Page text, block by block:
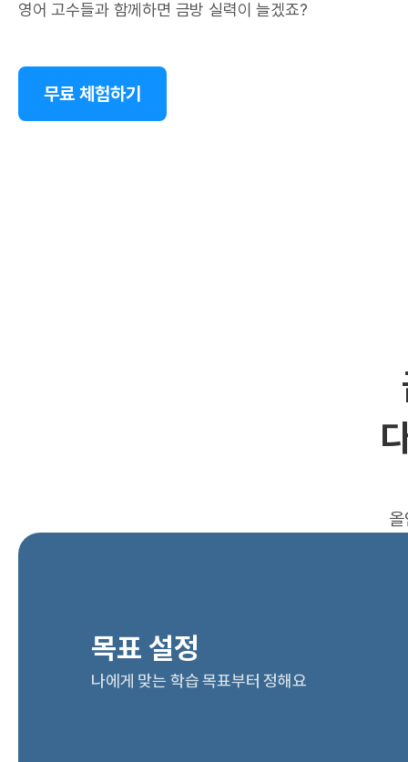
영어 고수들과 함께하면 금방 실력이 늘겠죠?
무료 체험하기
목표 설정
나에게 맞는 학습 목표부터 정해요